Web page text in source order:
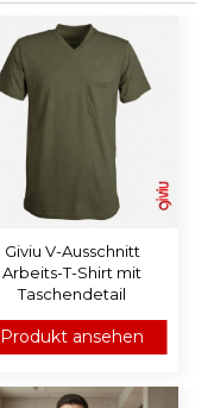
Giviu V-Ausschnitt
Arbeits-T-Shirt mit
Taschendetail
Produkt ansehen